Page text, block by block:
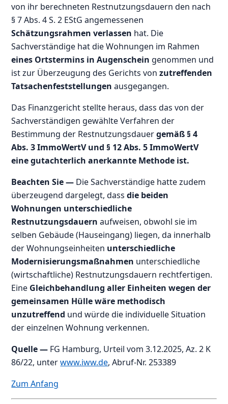
von ihr berechneten Restnutzungsdauern den nach
§ 7 Abs. 4 S. 2 EStG angemessenen
Schätzungsrahmen verlassen hat. Die
Sachverständige hat die Wohnungen im Rahmen
eines Ortstermins in Augenschein genommen und
ist zur Überzeugung des Gerichts vonzutreffenden
Tatsachenfeststellungen ausgegangen.
Das Finanzgericht stellte heraus, dass das von der
Sachverständigen gewählte Verfahren der
Bestimmung der Restnutzungsdauergemäß § 4
Abs. 3 ImmoWertV und § 12 Abs. 5 ImmoWertV
eine gutachterlich anerkannte Methode ist.
Beachten Sie — Die Sachverständige hatte zudem
überzeugend dargelegt, dassdie beiden
Wohnungen unterschiedliche
Restnutzungsdauern aufweisen, obwohl sie im
selben Gebäude (Hauseingang) liegen, da innerhalb
der Wohnungseinheiten unterschiedliche
Modernisierungsmaßnahmen unterschiedliche
(wirtschaftliche) Restnutzungsdauern rechtfertigen.
Eine Gleichbehandlung aller Einheiten wegen der
gemeinsamen Hülle wäre methodisch
unzutreffend und würde die individuelle Situation
der einzelnen Wohnung verkennen.
Quelle— FG Hamburg, Urteil vom 3.12.2025, Az. 2 K
86/22, unterwww.iww.de, Abruf-Nr. 253389
Zum Anfang